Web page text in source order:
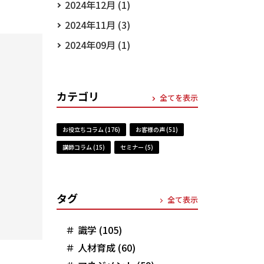
2024年12月 (1)
2024年11月 (3)
2024年09月 (1)
カテゴリ
お役立ちコラム (176)
お客様の声 (51)
講師コラム (15)
セミナー (5)
全てを表示
タグ
識学 (105)
人材育成 (60)
全て表示